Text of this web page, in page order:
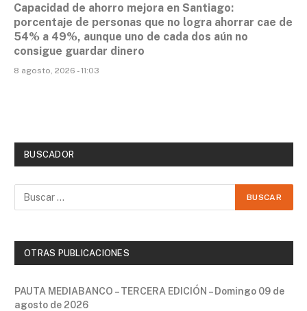
Capacidad de ahorro mejora en Santiago:
porcentaje de personas que no logra ahorrar cae de
54% a 49%, aunque uno de cada dos aún no
consigue guardar dinero
8 agosto, 2026 - 11:03
BUSCADOR
OTRAS PUBLICACIONES
PAUTA MEDIABANCO – TERCERA EDICIÓN – Domingo 09 de
agosto de 2026